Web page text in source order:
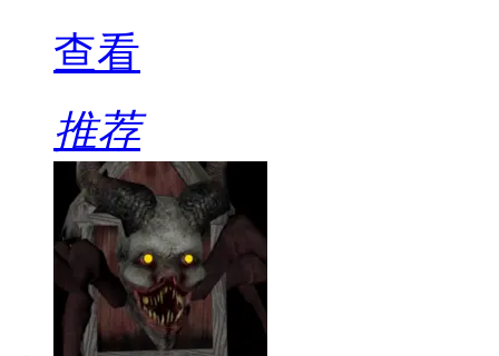
查看
推荐